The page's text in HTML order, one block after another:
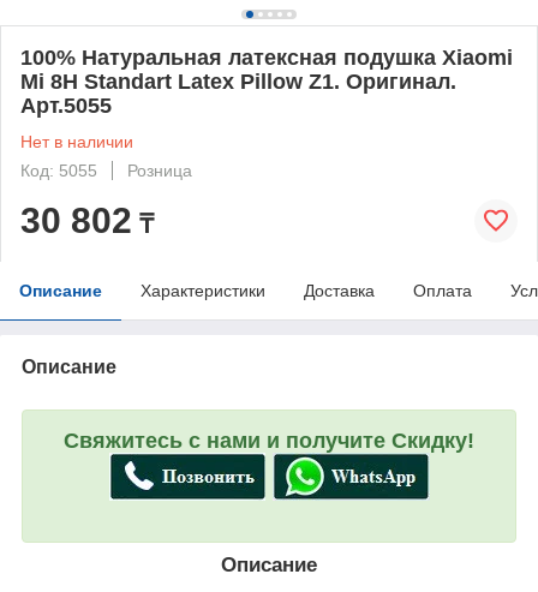
100% Натуральная латексная подушка Xiaomi
Mi 8H Standart Latex Pillow Z1. Оригинал.
Арт.5055
Нет в наличии
Код: 5055
Розница
30 802 ₸
Описание Характеристики Доставка Оплата
Описание
Свяжитесь с нами и получите Скидку!
Описание